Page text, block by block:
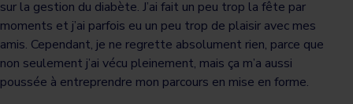
sur la gestion du diabète. J’ai fait un peu trop la fête par
moments et j’ai parfois eu un peu trop de plaisir avec mes
amis. Cependant, je ne regrette absolument rien, parce que
non seulement j’ai vécu pleinement, mais ça m’a aussi
poussée à entreprendre mon parcours en mise en forme.